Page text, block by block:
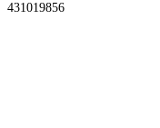
431019856